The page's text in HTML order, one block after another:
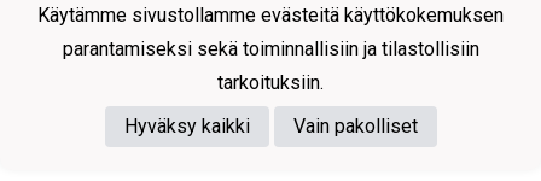
Powered by
Käytämme sivustollamme evästeitä käyttökokemuksen
parantamiseksi sekä toiminnallisiin ja tilastollisiin
tarkoituksiin.
Hyväksy kaikki
Vain pakolliset